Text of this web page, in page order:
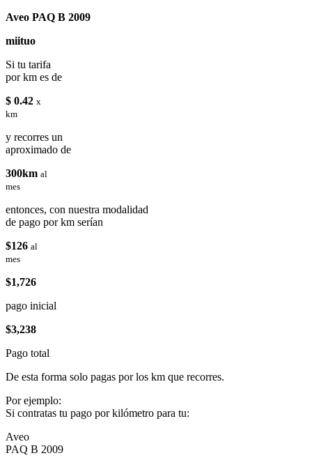
Aveo PAQ B 2009
miituo
Si tu tarifa
por km es de
$ 0.42 x
km
y recorres un
aproximado de
300km al
mes
entonces, con nuestra modalidad
de pago por km serían
$126 al
mes
$1,726
pago inicial
$3,238
Pago total
De esta forma solo pagas por los km que recorres.
Por ejemplo:
Si contratas tu pago por kilómetro para tu:
Aveo
PAQ B 2009